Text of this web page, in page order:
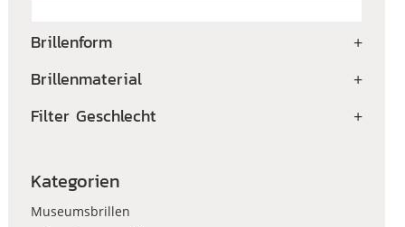
Brillenform +
Brillenmaterial +
Filter Geschlecht +
Kategorien
Museumsbrillen